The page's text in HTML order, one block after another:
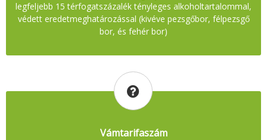
legfeljebb 15 térfogatszázalék tényleges alkoholtartalommal,
védett eredetmeghatározással (kivéve pezsgőbor, félpezsgő
bor, és fehér bor)
Vámtarifaszám